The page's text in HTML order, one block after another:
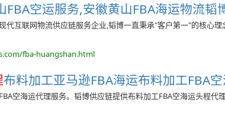
FBA空运服务,安徽黄山FBA海运物流韬
代互联网物流供应链服务企业,韬博一直秉承"客户第一"的核心
fba-huangshan.html
布料加工亚马逊FBA海运布料加工FBA
空海运代理服务。韬博供应链提供布料加工FBA空海运头程